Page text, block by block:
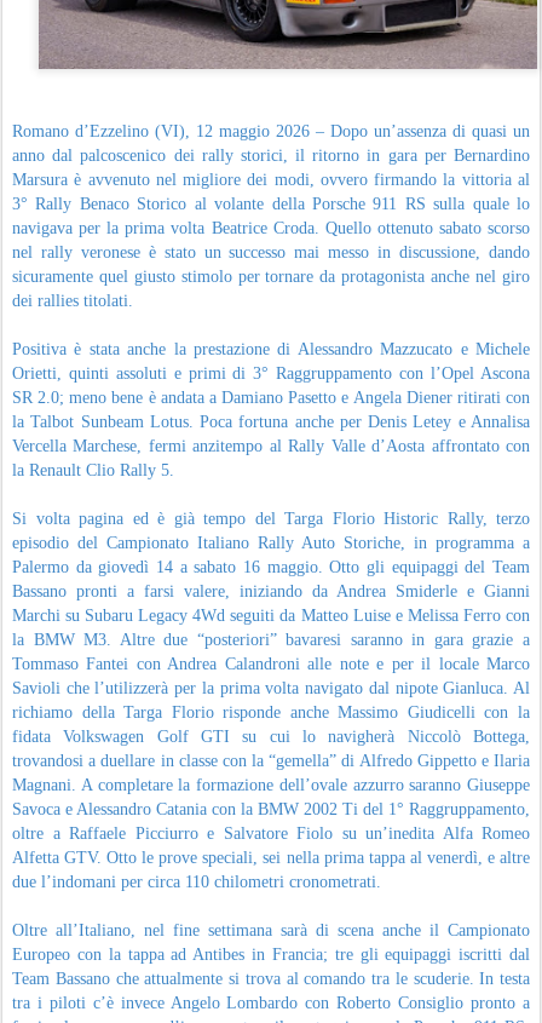
Romano d’Ezzelino (VI), 12 maggio 2026 – Dopo un’assenza di quasi un
anno dal palcoscenico dei rally storici, il ritorno in gara per Bernardino
Marsura è avvenuto nel migliore dei modi, ovvero firmando la vittoria al
3° Rally Benaco Storico al volante della Porsche 911 RS sulla quale lo
navigava per la prima volta Beatrice Croda. Quello ottenuto sabato scorso
nel rally veronese è stato un successo mai messo in discussione, dando
sicuramente quel giusto stimolo per tornare da protagonista anche nel giro
dei rallies titolati.
Positiva è stata anche la prestazione di Alessandro Mazzucato e Michele
Orietti, quinti assoluti e primi di 3° Raggruppamento con l’Opel Ascona
SR 2.0; meno bene è andata a Damiano Pasetto e Angela Diener ritirati con
la Talbot Sunbeam Lotus. Poca fortuna anche per Denis Letey e Annalisa
Vercella Marchese, fermi anzitempo al Rally Valle d’Aosta affrontato con
la Renault Clio Rally 5.
Si volta pagina ed è già tempo del Targa Florio Historic Rally, terzo
episodio del Campionato Italiano Rally Auto Storiche, in programma a
Palermo da giovedì 14 a sabato 16 maggio. Otto gli equipaggi del Team
Bassano pronti a farsi valere, iniziando da Andrea Smiderle e Gianni
Marchi su Subaru Legacy 4Wd seguiti da Matteo Luise e Melissa Ferro con
la BMW M3. Altre due “posteriori” bavaresi saranno in gara grazie a
Tommaso Fantei con Andrea Calandroni alle note e per il locale Marco
Savioli che l’utilizzerà per la prima volta navigato dal nipote Gianluca. Al
richiamo della Targa Florio risponde anche Massimo Giudicelli con la
fidata Volkswagen Golf GTI su cui lo navigherà Niccolò Bottega,
trovandosi a duellare in classe con la “gemella” di Alfredo Gippetto e Ilaria
Magnani. A completare la formazione dell’ovale azzurro saranno Giuseppe
Savoca e Alessandro Catania con la BMW 2002 Ti del 1° Raggruppamento,
oltre a Raffaele Picciurro e Salvatore Fiolo su un’inedita Alfa Romeo
Alfetta GTV. Otto le prove speciali, sei nella prima tappa al venerdì, e altre
due l’indomani per circa 110 chilometri cronometrati.
Oltre all’Italiano, nel fine settimana sarà di scena anche il Campionato
Europeo con la tappa ad Antibes in Francia; tre gli equipaggi iscritti dal
Team Bassano che attualmente si trova al comando tra le scuderie. In testa
tra i piloti c’è invece Angelo Lombardo con Roberto Consiglio pronto a